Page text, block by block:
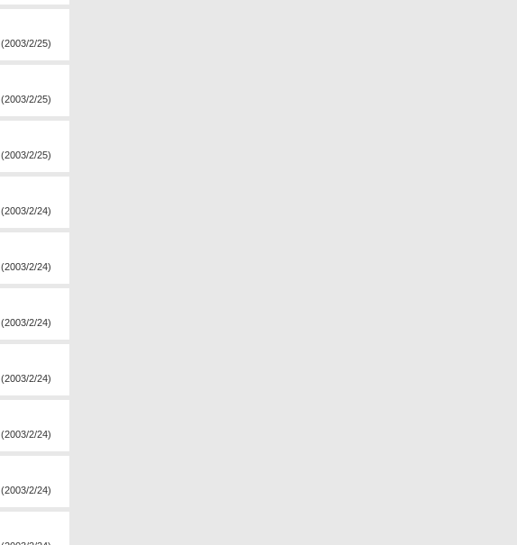
(2003/2/25)
(2003/2/25)
(2003/2/25)
(2003/2/24)
(2003/2/24)
(2003/2/24)
(2003/2/24)
(2003/2/24)
(2003/2/24)